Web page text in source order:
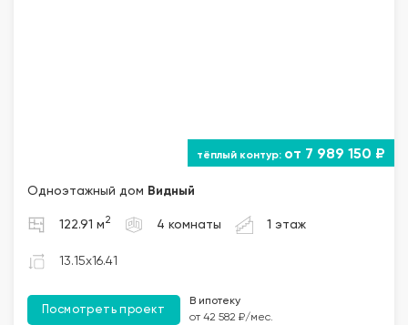
от 7 989 150 ₽
Одноэтажный дом Видный
122.91 м 2 4 комнаты 1 этаж
13.15x16.41
Посмотреть проект
В ипотеку
от 42 582 ₽/мес.